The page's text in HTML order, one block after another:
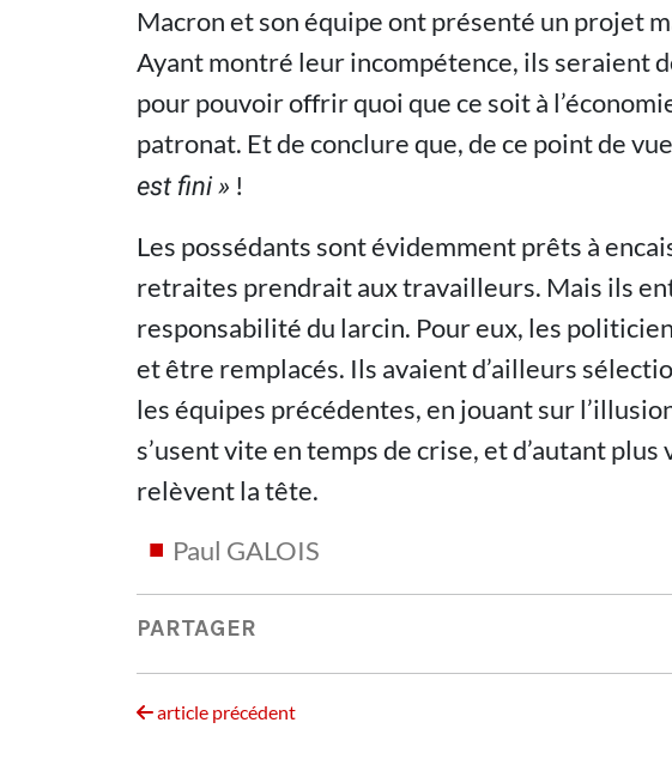
Macron et son équipe ont présenté un projet
Ayant montré leur incompétence, ils seraient
pour pouvoir offrir quoi que ce soit à
patronat. Et de conclure que, de ce point de
est fini» !
Les possédants sont évidemment prêts à
retraites prendrait aux travailleurs. Mais ils
responsabilité du larcin. Pour eux, les
et être remplacés. Ils avaient d’ailleurs
les équipes précédentes, en jouant sur
s’usent vite en temps de crise, et d’autant
relèvent la tête.
Paul GALOIS
PARTAGER
article précédent